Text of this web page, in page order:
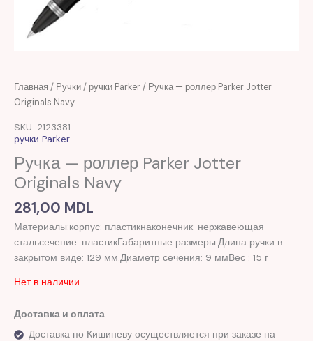
Главная / Ручки/ ручки Parker/ Ручка — роллер Parker Jotter
Originals Navy
SKU: 2123381
ручки Parker
Ручка — роллер Parker Jotter
Originals Navy
281,00 MDL
Материалы:корпус: пластикнаконечник: нержавеющая
стальсечение: пластикГабаритные размеры:Длина ручки в
закрытом виде: 129 мм.Диаметр сечения: 9 ммВес : 15 г
Нет в наличии
Доставка и оплата
Доставка по Кишиневу осуществляется при заказе на